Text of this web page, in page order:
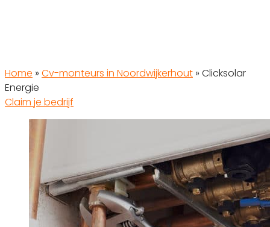
Home » Cv-monteurs in Noordwijkerhout » Clicksolar
Energie
Claim je bedrijf